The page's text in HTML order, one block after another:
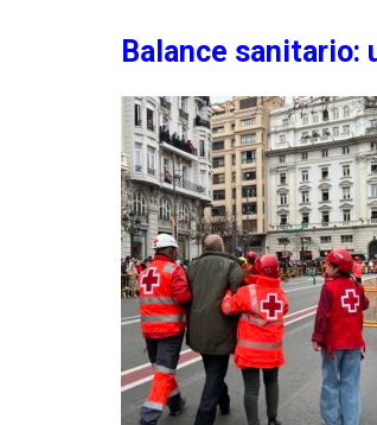
Balance sanitario: